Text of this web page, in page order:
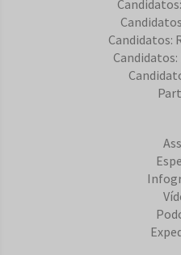
Candidatos:
Candidatos: